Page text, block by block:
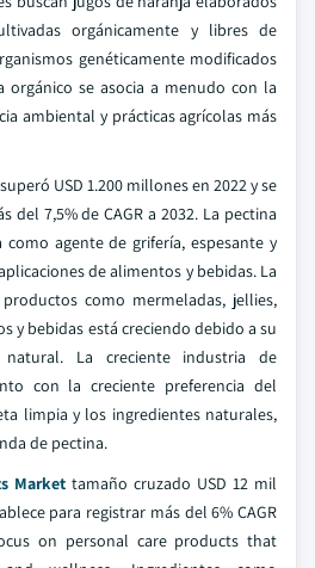
orgánicamente y libres de
genéticamente modificados
orgánico se asocia a menudo con la
ambiental y prácticas agrícolas más
USD 1.200 millones en 2022 y se
del 7,5% de CAGR a 2032. La pectina
agente de grifería, espesante y
de alimentos y bebidas. La
como mermeladas, jellies,
y bebidas está creciendo debido a su
La creciente industria de
con la creciente preferencia del
limpia y los ingredientes naturales,
de pectina.
Market tamaño cruzado USD 12 mil
para registrar más del 6% CAGR
on personal care products that